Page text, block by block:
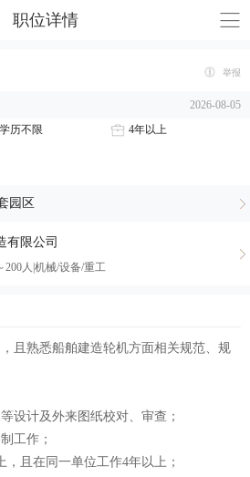
职位详情
举报
2026-08-05
学历不限
4年以上
园区
有限公司
200人|机械/设备/重工
且熟悉船舶建造轮机方面相关规范、规
设计及外来图纸校对、审查；
工作；
且在同一单位工作4年以上；